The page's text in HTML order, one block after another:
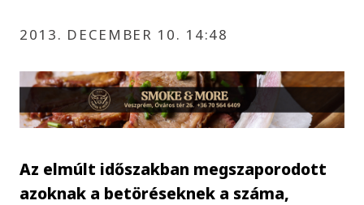
2013. DECEMBER 10. 14:48
Az elmúlt időszakban megszaporodott
azoknak a betöréseknek a száma,